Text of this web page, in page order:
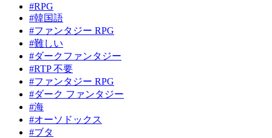
#RPG
#韓国語
#ファンタジー RPG
#難しい
#ダークファンタジー
#RTP 不要
#ファンタジー RPG
#ダーク ファンタジー
#海
#オーソドックス
#ブタ